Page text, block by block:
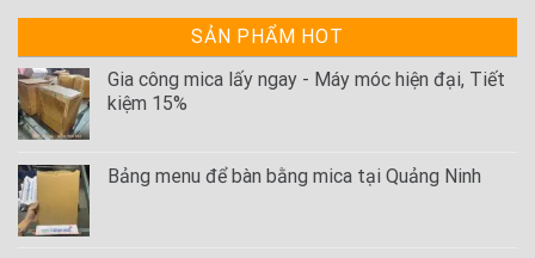
SẢN PHẨM HOT
Gia công mica lấy ngay - Máy móc hiện đại, Tiết
kiệm 15%
Bảng menu để bàn bằng mica tại Quảng Ninh